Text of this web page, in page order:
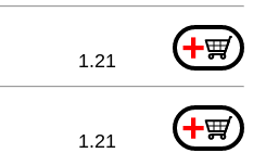
+
1.21
+
1.21